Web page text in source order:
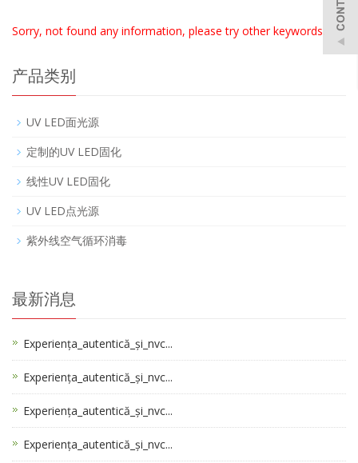
Sorry, not found any information, please try other keywords.
产品类别
UV LED面光源
定制的UV LED固化
线性UV LED固化
UV LED点光源
紫外线空气循环消毒
最新消息
Experiența_autentică_și_nvc...
Experiența_autentică_și_nvc...
Experiența_autentică_și_nvc...
Experiența_autentică_și_nvc...